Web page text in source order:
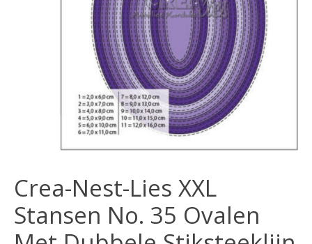
Crea-Nest-Lies XXL
Stansen No. 35 Ovalen